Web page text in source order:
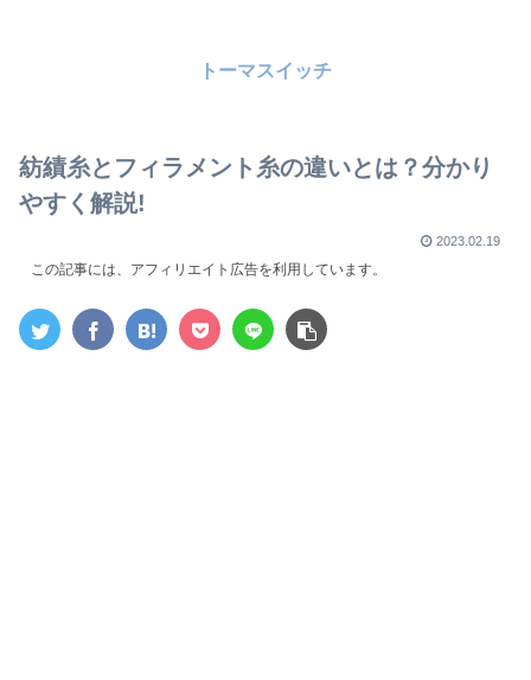
トーマスイッチ
紡績糸とフィラメント糸の違いとは？分かり
やすく解説!
2023.02.19
この記事には、アフィリエイト広告を利用しています。